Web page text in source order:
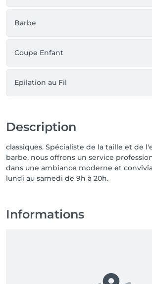
Barbe
Coupe Enfant
Epilation au Fil
Description
classiques. Spécialiste de la taille et de
barbe, nous offrons un service
dans une ambiance moderne et
Informations